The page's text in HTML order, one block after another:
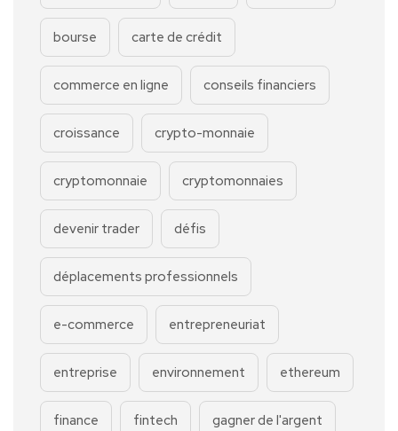
bourse carte de crédit
commerce en ligne conseils financiers
croissance crypto-monnaie
cryptomonnaie cryptomonnaies
devenir trader défis
déplacements professionnels
e-commerce entrepreneuriat
entreprise environnement ethereum
finance fintech gagner de l'argent